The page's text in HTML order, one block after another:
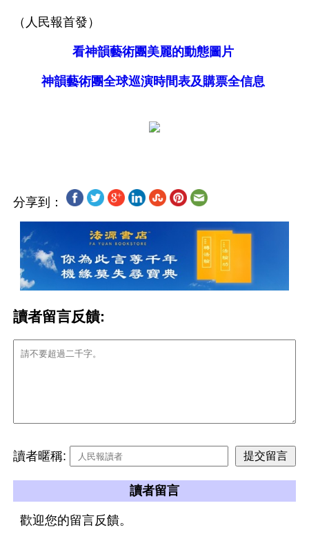
（人民報首發）
看神韻藝術團美麗的動態圖片
神韻藝術團全球巡演時間表及購票全信息
分享到：
讀者留言反饋:
讀者暱稱:
讀者留言
歡迎您的留言反饋。